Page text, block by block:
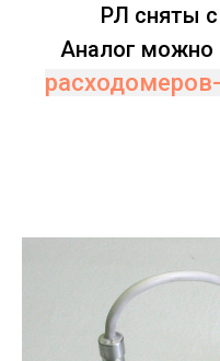
РЛ сняты
Аналог можно